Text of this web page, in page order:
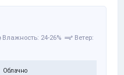
Влажность: 24-26%
Ветер:
Облачно